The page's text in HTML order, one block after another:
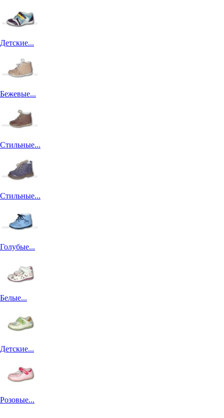
Детские...
Бежевые...
Стильные...
Стильные...
Голубые...
Белые...
Детские...
Розовые...